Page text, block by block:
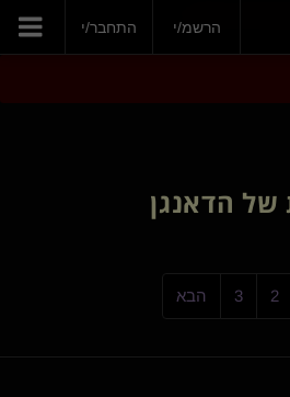
הצטרפי עכשיו
הרשמ/י התחבר/י
הדאנגן
2
3 הבא